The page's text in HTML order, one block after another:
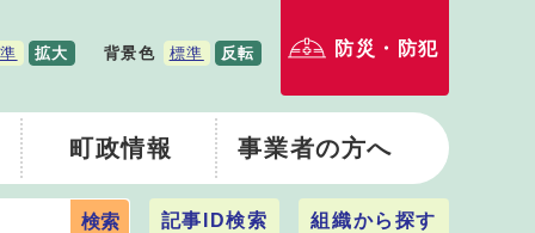
拡大 背景色 標準 反転 防災・防犯
町政情報 事業者の方へ
検索 記事ID検索 組織から探す